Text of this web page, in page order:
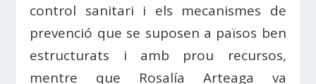
control sanitari i els mecanismes de
prevenció que se suposen a països ben
estructurats i amb prou recursos,
mentre que Rosalía Arteaga va